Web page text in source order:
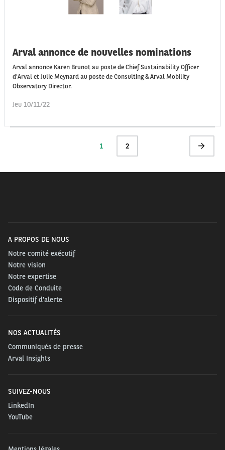
Arval annonce de nouvelles nominations
Arval annonce Karen Brunot au poste de Chief Sustainability Officer
d'Arval et Julie Meynard au poste de Consulting & Arval Mobility
Observatory Director.
Jeu 10/11/22
Page
actuelle
1 Page
2
Page
suivante
A PROPOS DE NOUS
Notre comité exécutif
Notre vision
Notre expertise
Code de Conduite
Dispositif d'alerte
NOS ACTUALITÉS
Communiqués de presse
Arval Insights
SUIVEZ-NOUS
LinkedIn
YouTube